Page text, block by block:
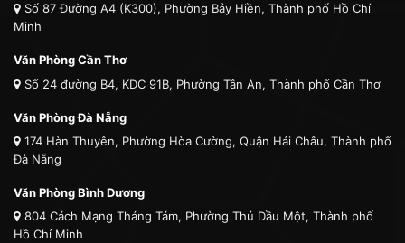
Số 87 Đường A4 (K300), Phường Bảy Hiền, Thành phố Hồ Chí
Minh
Văn Phòng Cần Thơ
Số 24 đường B4, KDC 91B, Phường Tân An, Thành phố Cần Thơ
Văn Phòng Đà Nẵng
174 Hàn Thuyên, Phường Hòa Cường, Quận Hải Châu, Thành phố
Đà Nẵng
Văn Phòng Bình Dương
804 Cách Mạng Tháng Tám, Phường Thủ Dầu Một, Thành phố
Hồ Chí Minh